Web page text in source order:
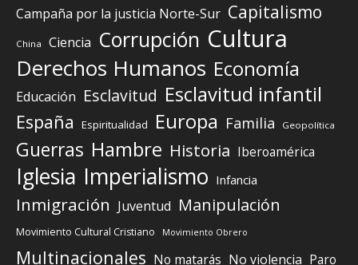
Campaña por la justicia Norte-Sur Capitalismo
China Ciencia Corrupción Cultura
Derechos Humanos Economía
Educación Esclavitud Esclavitud infantil
España Espiritualidad Europa Familia Geopolítica
Guerras Hambre Historia Iberoamérica
Iglesia Imperialismo Infancia
Inmigración Juventud Manipulación
Movimiento Cultural Cristiano Movimiento Obrero
Multinacionales No matarás No violencia Paro